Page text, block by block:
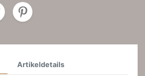
Artikeldetails